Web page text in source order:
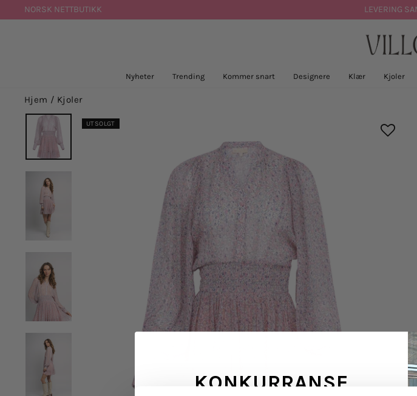
til
NORSK NETTBUTIKK LEVERING
Nyheter Trending Kommer snart Designere Klær Kjoler
Hjem / Kjoler
UTSOLGT
KONKURRANSE